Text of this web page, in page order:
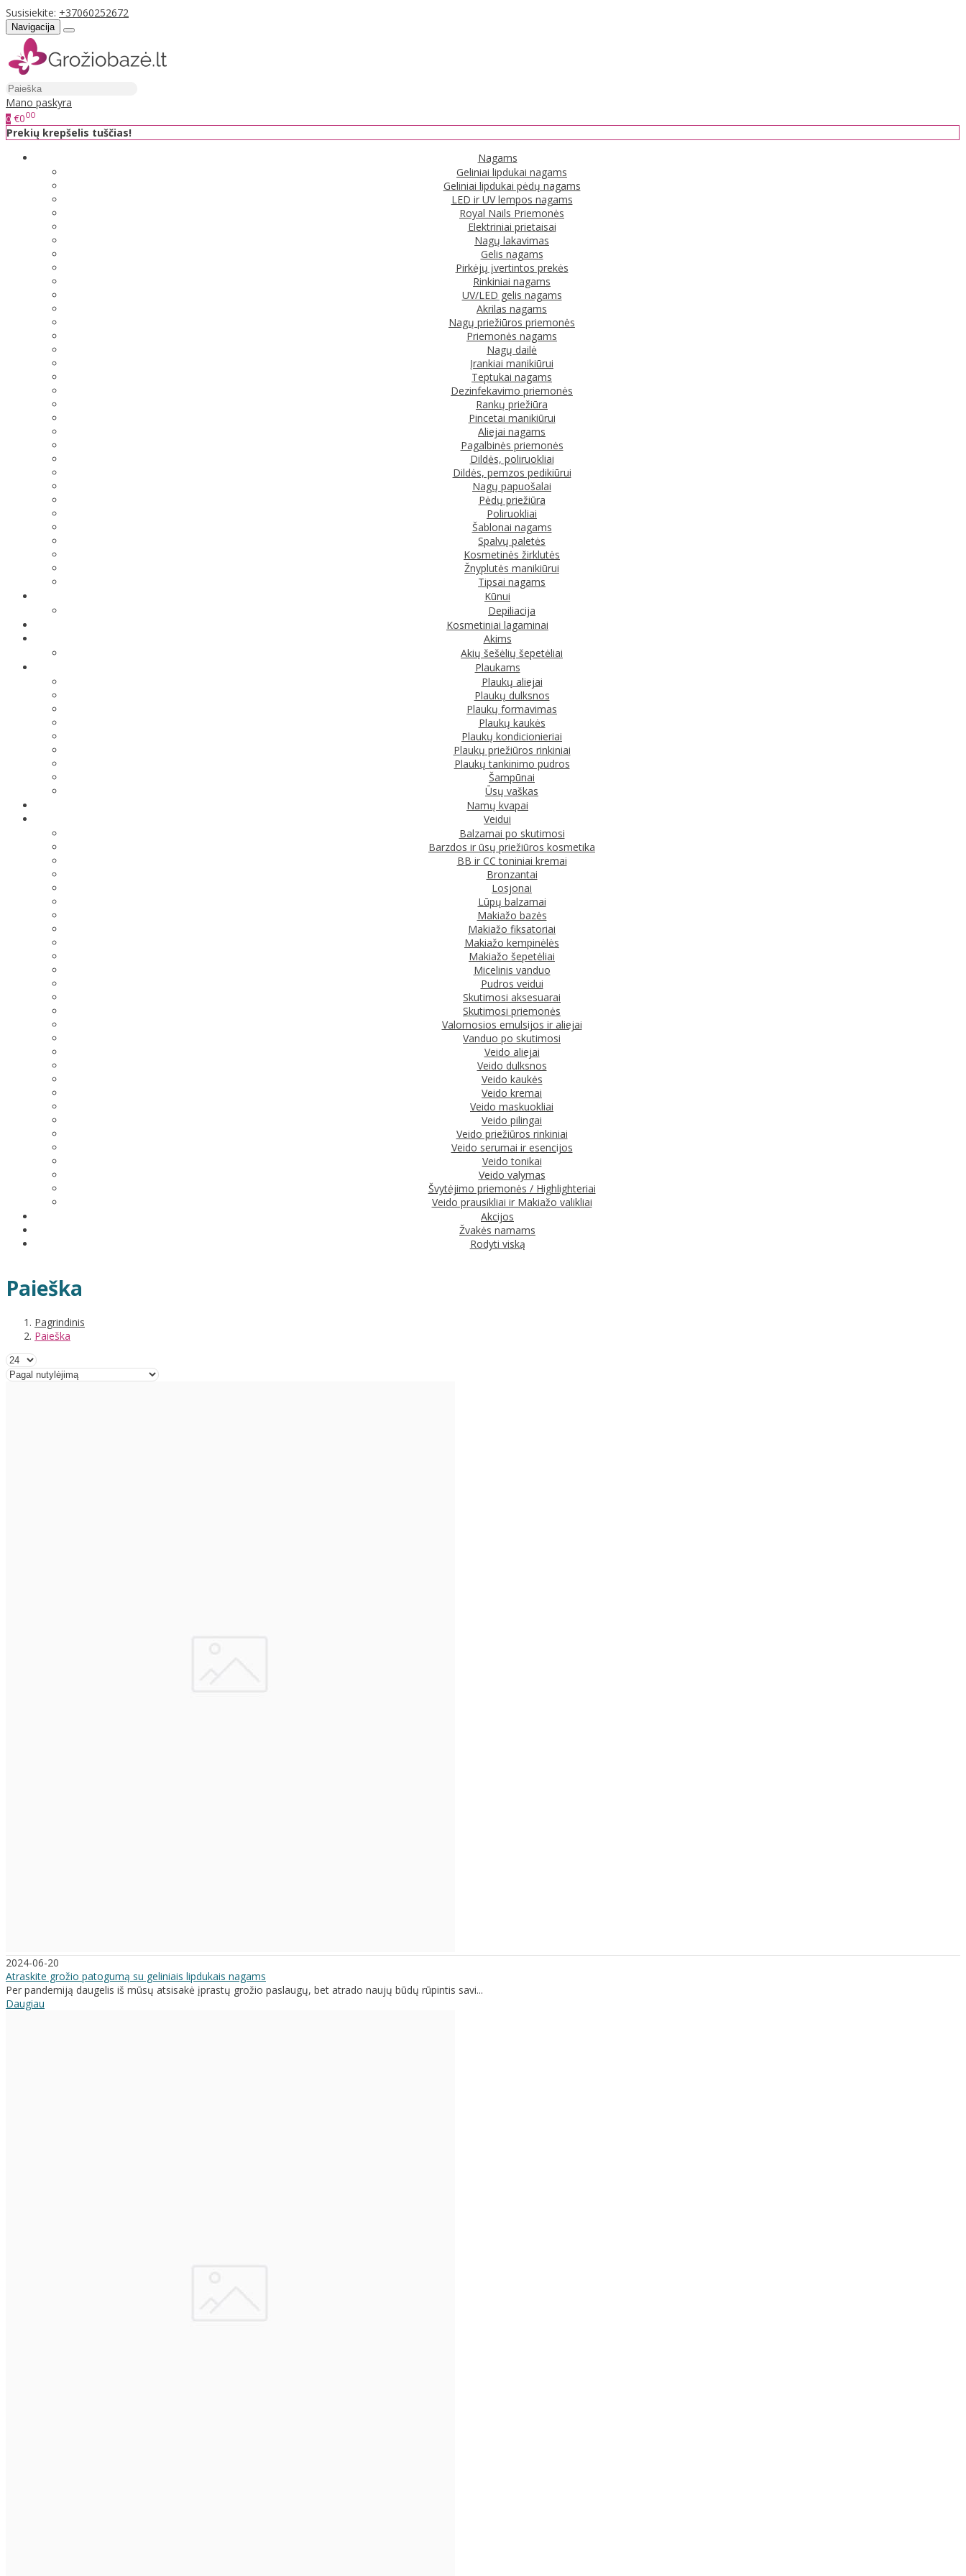
Susisiekite: +37060252672
Navigacija
Mano paskyra
0 €000
Prekių krepšelis tuščias!
Nagams
Geliniai lipdukai nagams
Geliniai lipdukai pėdų nagams
LED ir UV lempos nagams
Royal Nails Priemonės
Elektriniai prietaisai
Nagų lakavimas
Gelis nagams
Pirkėjų įvertintos prekės
Rinkiniai nagams
UV/LED gelis nagams
Akrilas nagams
Nagų priežiūros priemonės
Priemonės nagams
Nagų dailė
Įrankiai manikiūrui
Teptukai nagams
Dezinfekavimo priemonės
Rankų priežiūra
Pincetai manikiūrui
Aliejai nagams
Pagalbinės priemonės
Dildės, poliruokliai
Dildės, pemzos pedikiūrui
Nagų papuošalai
Pėdų priežiūra
Poliruokliai
Šablonai nagams
Spalvų paletės
Kosmetinės žirklutės
Žnyplutės manikiūrui
Tipsai nagams
Kūnui
Depiliacija
Kosmetiniai lagaminai
Akims
Akių šešėlių šepetėliai
Plaukams
Plaukų aliejai
Plaukų dulksnos
Plaukų formavimas
Plaukų kaukės
Plaukų kondicionieriai
Plaukų priežiūros rinkiniai
Plaukų tankinimo pudros
Šampūnai
Ūsų vaškas
Namų kvapai
Veidui
Balzamai po skutimosi
Barzdos ir ūsų priežiūros kosmetika
BB ir CC toniniai kremai
Bronzantai
Losjonai
Lūpų balzamai
Makiažo bazės
Makiažo fiksatoriai
Makiažo kempinėlės
Makiažo šepetėliai
Micelinis vanduo
Pudros veidui
Skutimosi aksesuarai
Skutimosi priemonės
Valomosios emulsijos ir aliejai
Vanduo po skutimosi
Veido aliejai
Veido dulksnos
Veido kaukės
Veido kremai
Veido maskuokliai
Veido pilingai
Veido priežiūros rinkiniai
Veido serumai ir esencijos
Veido tonikai
Veido valymas
Švytėjimo priemonės / Highlighteriai
Veido prausikliai ir Makiažo valikliai
Akcijos
Žvakės namams
Rodyti viską
Paieška
Pagrindinis
Paieška
2024-06-20
Atraskite grožio patogumą su geliniais lipdukais nagams
Per pandemiją daugelis iš mūsų atsisakė įprastų grožio paslaugų, bet atrado naujų būdų rūpintis savi...
Daugiau